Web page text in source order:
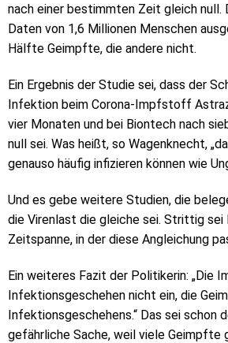
nach einer bestimmten Zeit gleich null.
Daten von 1,6 Millionen Menschen
Hälfte Geimpfte, die andere nicht.
Ein Ergebnis der Studie sei, dass der
Infektion beim Corona-Impfstoff
vier Monaten und bei Biontech nach
null sei. Was heißt, so Wagenknecht,
genauso häufig infizieren können wie
Und es gebe weitere Studien, die
die Virenlast die gleiche sei. Strittig sei
Zeitspanne, in der diese Angleichung
Ein weiteres Fazit der Politikerin: „Die
Infektionsgeschehen nicht ein, die
Infektionsgeschehens.“ Das sei schon
gefährliche Sache, weil viele Geimpfte